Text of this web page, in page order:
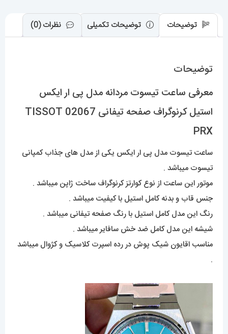
TISSOT
PRX
توضیحات توضیحات تکمیلی نظرات (0)
توضیحات
معرفی ساعت تیسوت مردانه مدل پی ار ایکس
استیل کرنوگراف صفحه تیفانی 02067 TISSOT
PRX
ساعت تیسوت مدل پی ار ایکس یکی از مدل های جذاب کمپانی
تیسوت میباشد .
موتور این ساعت از نوع کوارتز کرنوگراف ساخت ژاپن میباشد .
جنس قاب و بدنه کامل استیل با کیفیت میباشد .
رنگ این مدل کامل استیل با رنگ صفحه تیفانی میباشد .
شیشه این مدل کامل ضد خش سافایر میباشد .
مناسب اقایون شیک پوش در رده اسپرت کلاسیک و کژوال میباشد
.